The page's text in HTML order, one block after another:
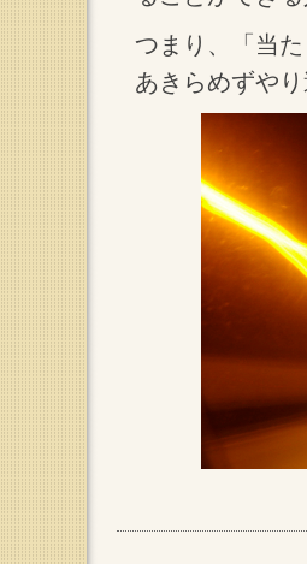
つまり、「当
あきらめずや